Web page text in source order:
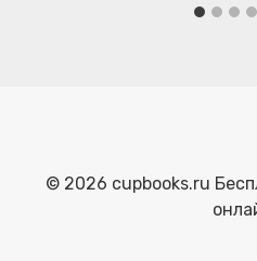
© 2026 cupbooks.ru